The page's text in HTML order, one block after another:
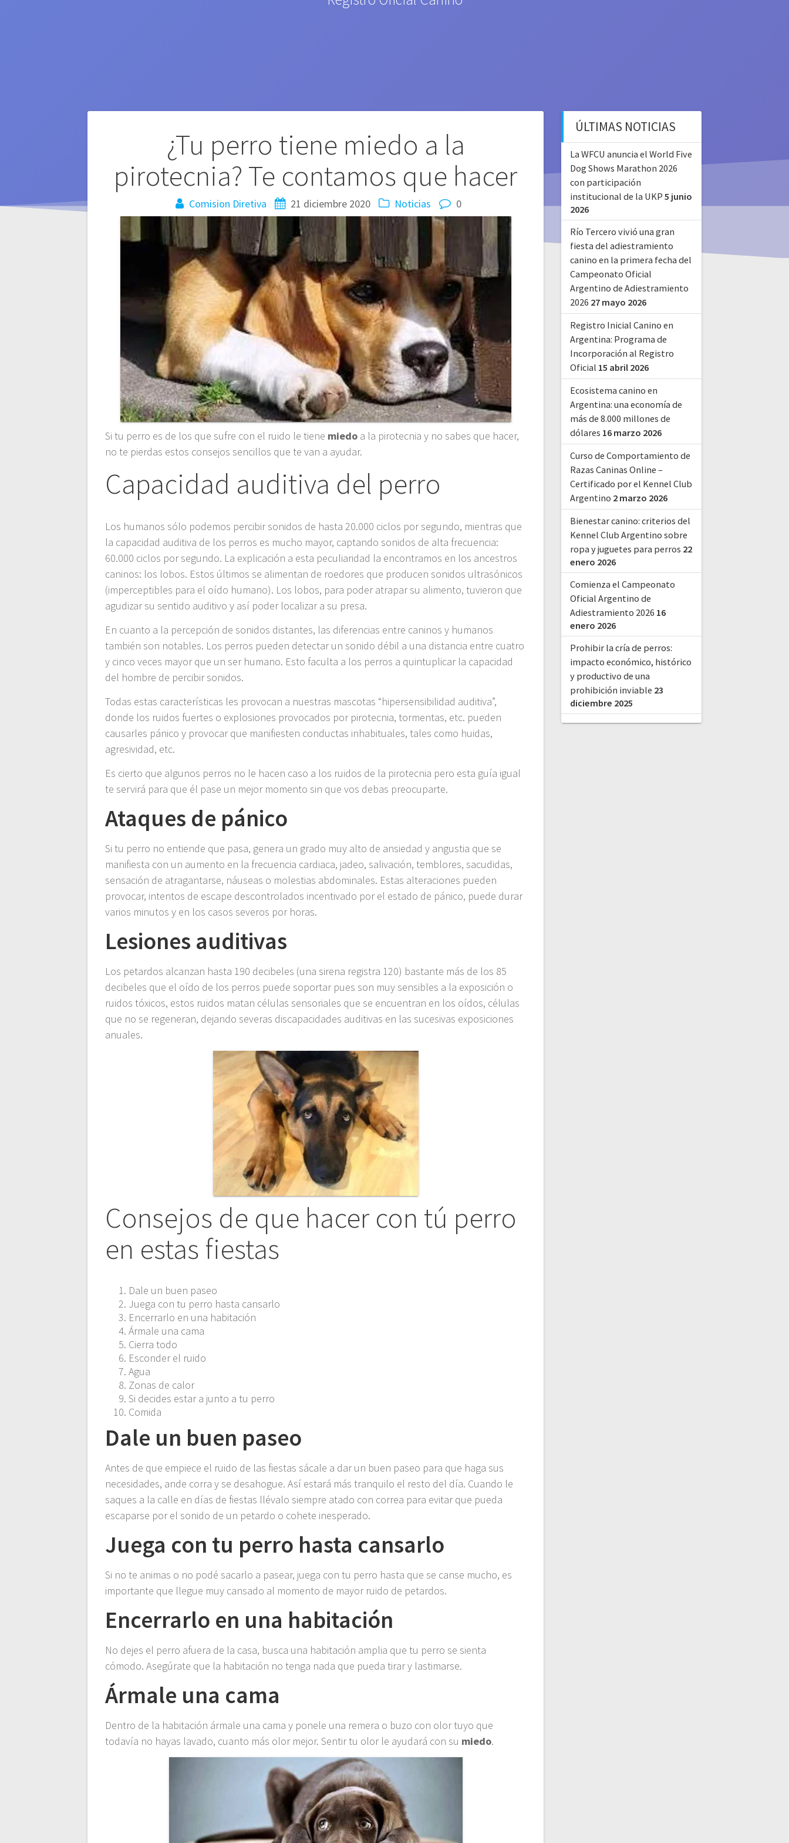
¿Tu perro tiene miedo a la
pirotecnia? Te contamos que hacer
Comision Diretiva 21 diciembre 2020 Noticias 0
Si tu perro es de los que sufre con el ruido le tiene miedo a la pirotecnia y no sabes que hacer,
no te pierdas estos consejos sencillos que te van a ayudar.
Capacidad auditiva del perro
Los humanos sólo podemos percibir sonidos de hasta 20.000 ciclos por segundo, mientras que
la capacidad auditiva de los perros es mucho mayor, captando sonidos de alta frecuencia:
60.000 ciclos por segundo. La explicación a esta peculiaridad la encontramos en los ancestros
caninos: los lobos. Estos últimos se alimentan de roedores que producen sonidos ultrasónicos
(imperceptibles para el oído humano). Los lobos, para poder atrapar su alimento, tuvieron que
agudizar su sentido auditivo y así poder localizar a su presa.
En cuanto a la percepción de sonidos distantes, las diferencias entre caninos y humanos
también son notables. Los perros pueden detectar un sonido débil a una distancia entre cuatro
y cinco veces mayor que un ser humano. Esto faculta a los perros a quintuplicar la capacidad
del hombre de percibir sonidos.
Todas estas características les provocan a nuestras mascotas “hipersensibilidad auditiva”,
donde los ruidos fuertes o explosiones provocados por pirotecnia, tormentas, etc. pueden
causarles pánico y provocar que manifiesten conductas inhabituales, tales como huidas,
agresividad, etc.
Es cierto que algunos perros no le hacen caso a los ruidos de la pirotecnia pero esta guía igual
te servirá para que él pase un mejor momento sin que vos debas preocuparte.
Ataques de pánico
Si tu perro no entiende que pasa, genera un grado muy alto de ansiedad y angustia que se
manifiesta con un aumento en la frecuencia cardiaca, jadeo, salivación, temblores, sacudidas,
sensación de atragantarse, náuseas o molestias abdominales. Estas alteraciones pueden
provocar, intentos de escape descontrolados incentivado por el estado de pánico, puede durar
varios minutos y en los casos severos por horas.
Lesiones auditivas
Los petardos alcanzan hasta 190 decibeles (una sirena registra 120) bastante más de los 85
decibeles que el oído de los perros puede soportar pues son muy sensibles a la exposición o
ruidos tóxicos, estos ruidos matan células sensoriales que se encuentran en los oídos, células
que no se regeneran, dejando severas discapacidades auditivas en las sucesivas exposiciones
anuales.
Consejos de que hacer con tú perro
en estas fiestas
Dale un buen paseo
Juega con tu perro hasta cansarlo
Encerrarlo en una habitación
Ármale una cama
Cierra todo
Esconder el ruido
Agua
Zonas de calor
Si decides estar a junto a tu perro
Comida
Dale un buen paseo
Antes de que empiece el ruido de las fiestas sácale a dar un buen paseo para que haga sus
necesidades, ande corra y se desahogue. Así estará más tranquilo el resto del día. Cuando le
saques a la calle en días de fiestas llévalo siempre atado con correa para evitar que pueda
escaparse por el sonido de un petardo o cohete inesperado.
Juega con tu perro hasta cansarlo
Si no te animas o no podé sacarlo a pasear, juega con tu perro hasta que se canse mucho, es
importante que llegue muy cansado al momento de mayor ruido de petardos.
Encerrarlo en una habitación
No dejes el perro afuera de la casa, busca una habitación amplia que tu perro se sienta
cómodo. Asegúrate que la habitación no tenga nada que pueda tirar y lastimarse.
Ármale una cama
Dentro de la habitación ármale una cama y ponele una remera o buzo con olor tuyo que
todavía no hayas lavado, cuanto más olor mejor. Sentir tu olor le ayudará con su miedo.
Navegación
de
entradas
ÚLTIMAS NOTICIAS
La WFCU anuncia el World Five
Dog Shows Marathon 2026
con participación
institucional de la UKP 5 junio
2026
Río Tercero vivió una gran
fiesta del adiestramiento
canino en la primera fecha del
Campeonato Oficial
Argentino de Adiestramiento
2026 27 mayo 2026
Registro Inicial Canino en
Argentina: Programa de
Incorporación al Registro
Oficial 15 abril 2026
Ecosistema canino en
Argentina: una economía de
más de 8.000 millones de
dólares 16 marzo 2026
Curso de Comportamiento de
Razas Caninas Online –
Certificado por el Kennel Club
Argentino 2 marzo 2026
Bienestar canino: criterios del
Kennel Club Argentino sobre
ropa y juguetes para perros 22
enero 2026
Comienza el Campeonato
Oficial Argentino de
Adiestramiento 2026 16
enero 2026
Prohibir la cría de perros:
impacto económico, histórico
y productivo de una
prohibición inviable 23
diciembre 2025